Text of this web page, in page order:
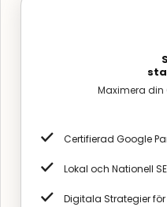
Maximera
Certifierad Google
Lokal och Nationell
Digitala Strategier